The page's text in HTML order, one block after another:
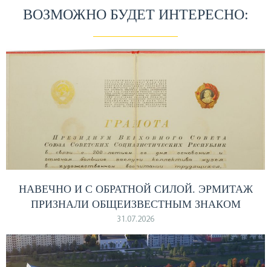
ВОЗМОЖНО БУДЕТ ИНТЕРЕСНО:
НАВЕЧНО И С ОБРАТНОЙ СИЛОЙ. ЭРМИТАЖ
ПРИЗНАЛИ ОБЩЕИЗВЕСТНЫМ ЗНАКОМ
31.07.2026